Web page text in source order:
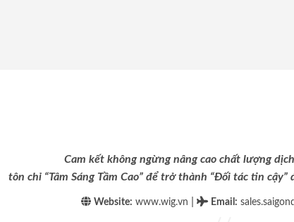
Cam kết không ngừng nâng cao chất lượng
tôn chỉ “Tâm Sáng Tầm Cao” để trở thành “Đối tác tin
Website: www.wig.vn Email :